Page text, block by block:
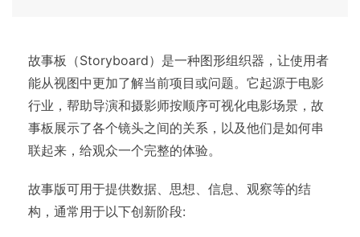
故事板（Storyboard）是一种图形组织器，让使用者
能从视图中更加了解当前项目或问题。它起源于电影
行业，帮助导演和摄影师按顺序可视化电影场景，故
事板展示了各个镜头之间的关系，以及他们是如何串
联起来，给观众一个完整的体验。
故事版可用于提供数据、思想、信息、观察等的结
构，通常用于以下创新阶段: